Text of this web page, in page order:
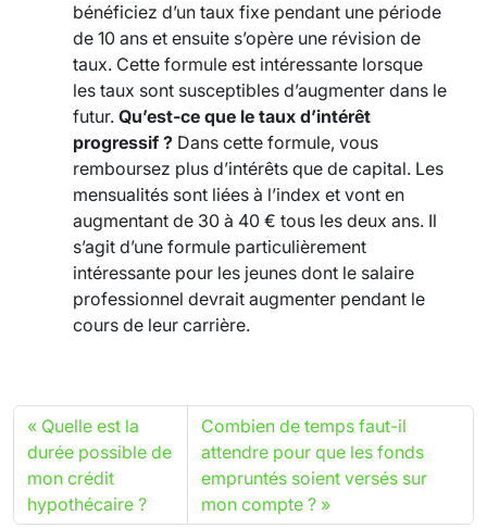
bénéficiez d’un taux fixe pendant une période
de 10 ans et ensuite s’opère une révision de
taux. Cette formule est intéressante lorsque
les taux sont susceptibles d’augmenter dans le
futur. Qu’est-ce que le taux d’intérêt
progressif ? Dans cette formule, vous
remboursez plus d’intérêts que de capital. Les
mensualités sont liées à l’index et vont en
augmentant de 30 à 40 € tous les deux ans. Il
s’agit d’une formule particulièrement
intéressante pour les jeunes dont le salaire
professionnel devrait augmenter pendant le
cours de leur carrière.
Quelle est la
durée possible de
mon crédit
hypothécaire ?
Combien de temps faut-il
attendre pour que les fonds
empruntés soient versés sur
mon compte ?